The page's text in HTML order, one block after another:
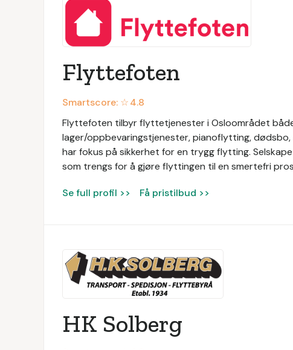
Flyttefoten
Smartscore: ☆4.8
Flyttefoten tilbyr flyttetjenester i Osloområdet
lager/oppbevaringstjenester, pianoflytting,
har fokus på sikkerhet for en trygg flytting.
som trengs for å gjøre flyttingen til en smertefri
Se full profil >> Få pristilbud >>
HK Solberg